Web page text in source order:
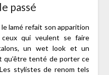
passé
lamé refait son apparition
qui veulent se faire
un wet look et un
qu’être tenté de porter ce
stylistes de renom tels